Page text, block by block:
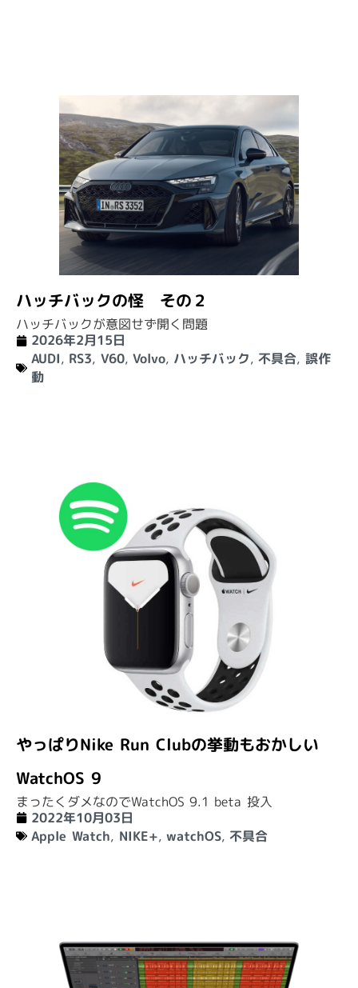
ハッチバックの怪 その２
ハッチバックが意図せず開く問題
2026年2月15日
AUDI, RS3, V60, Volvo, ハッチバック, 不具合, 誤作
動
やっぱりNike Run Clubの挙動もおかしい
WatchOS 9
まったくダメなのでWatchOS 9.1 beta 投入
2022年10月03日
Apple Watch, NIKE+, watchOS, 不具合